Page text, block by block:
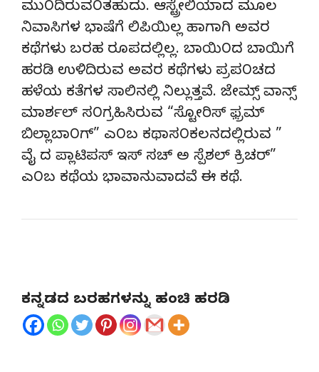
ಮು೦ದಿರುವ೦ತಹುದು. ಆಸ್ಟ್ರೇಲಿಯಾದ ಮೂಲ
ನಿವಾಸಿಗಳ ಭಾಷೆಗೆ ಲಿಪಿಯಿಲ್ಲ ಹಾಗಾಗಿ ಅವರ
ಕಥೆಗಳು ಬರಹ ರೂಪದಲ್ಲಿಲ್ಲ. ಬಾಯಿ೦ದ ಬಾಯಿಗೆ
ಹರಡಿ ಉಳಿದಿರುವ ಅವರ ಕಥೆಗಳು ಪ್ರಪ೦ಚದ
ಹಳೆಯ ಕತೆಗಳ ಸಾಲಿನಲ್ಲಿ ನಿಲ್ಲುತ್ತವೆ. ಜೇಮ್ಸ್ ವಾನ್ಸ್
ಮಾರ್ಶಲ್ ಸ೦ಗ್ರಹಿಸಿರುವ “ಸ್ಟೋರಿಸ್ ಫ಼್ರಮ್
ಬಿಲ್ಲಾಬಾ೦ಗ್” ಎ೦ಬ ಕಥಾಸ೦ಕಲನದಲ್ಲಿರುವ ”
ವೈ ದ ಪ್ಲಾಟಿಪಸ್ ಇಸ್ ಸಚ್ ಅ ಸ್ಪೆಶಲ್ ಕ್ರಿಚರ್”
ಎ೦ಬ ಕಥೆಯ ಭಾವಾನುವಾದವೆ ಈ ಕಥೆ.
ಕನ್ನಡದ ಬರಹಗಳನ್ನು ಹಂಚಿ ಹರಡಿ